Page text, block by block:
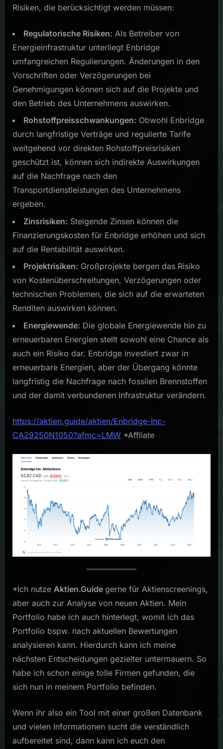
Risiken, die berücksichtigt werden müssen:
Regulatorische Risiken: Als Betreiber von
Energieinfrastruktur unterliegt Enbridge
umfangreichen Regulierungen. Änderungen in den
Vorschriften oder Verzögerungen bei
Genehmigungen können sich auf die Projekte und
den Betrieb des Unternehmens auswirken.
Rohstoffpreisschwankungen: Obwohl Enbridge
durch langfristige Verträge und regulierte Tarife
weitgehend vor direkten Rohstoffpreisrisiken
geschützt ist, können sich indirekte Auswirkungen
auf die Nachfrage nach den
Transportdienstleistungen des Unternehmens
ergeben.
Zinsrisiken: Steigende Zinsen können die
Finanzierungskosten für Enbridge erhöhen und sich
auf die Rentabilität auswirken.
Projektrisiken: Großprojekte bergen das Risiko
von Kostenüberschreitungen, Verzögerungen oder
technischen Problemen, die sich auf die erwarteten
Renditen auswirken können.
Energiewende: Die globale Energiewende hin zu
erneuerbaren Energien stellt sowohl eine Chance als
auch ein Risiko dar. Enbridge investiert zwar in
erneuerbare Energien, aber der Übergang könnte
langfristig die Nachfrage nach fossilen Brennstoffen
und der damit verbundenen Infrastruktur verändern.
https://aktien.guide/aktien/Enbridge-Inc-
CA29250N1050?afmc=LMW *Affliate
*Ich nutze Aktien.Guide gerne für Aktienscreenings,
aber auch zur Analyse von neuen Aktien. Mein
Portfolio habe ich auch hinterlegt, womit ich das
Portfolio bspw. nach aktuellen Bewertungen
analysieren kann. Hierdurch kann ich meine
nächsten Entscheidungen gezielter untermauern. So
habe ich schon einige tolle Firmen gefunden, die
sich nun in meinem Portfolio befinden.
Wenn ihr also ein Tool mit einer großen Datenbank
und vielen Informationen sucht die verständlich
aufbereitet sind, dann kann ich euch den